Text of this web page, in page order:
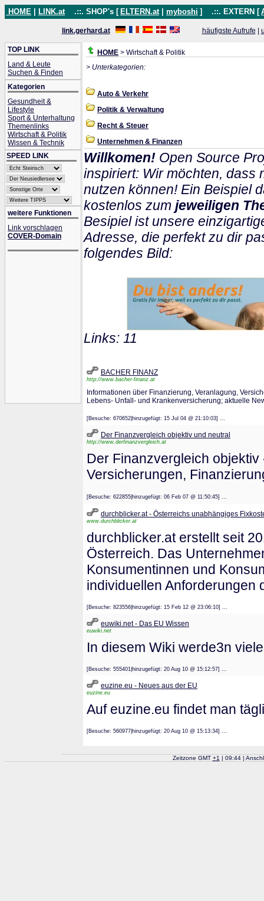
HOME LINK.at .::. SHOP's [ ELTERN.at myboshi ] .::. EXTERN [
link.gerhard.at häufigste Aufrufe
TOP LINK
Land & Leute
Suchen & Finden
Kategorien
Gesundheit &
Lifestyle
Sport & Unterhaltung
Themenlinks
Wirtschaft & Politik
Wissen & Technik
SPEED LINK
weitere Funktionen
Link vorschlagen
COVER-Domain
HOME > Wirtschaft & Politik
> Unterkategorien:
Auto & Verkehr
Politik & Verwaltung
Recht & Steuer
Unternehmen & Finanzen
Willkomen! Open Source
inspiriert: Wir möchten, dass
nutzen können! Ein Beispiel
kostenlos zum jeweiligen
Besipiel ist unsere
Adresse, die perfekt zu dir
folgendes Bild:
Links: 11
BACHER FINANZ
http://www.bacher-finanz.at
Informationen über Finanzierung, Veranlagung,
Lebens- Unfall- und Krankenversicherung; aktuelle
[Besuche: 670652|hinzugefügt: 15 Jul 04 @ 21:10:03] ...
Der Finanzvergleich objektiv und neutral
http://www.derfinanzvergleich.at
Der Finanzvergleich
Versicherungen,
[Besuche: 622855|hinzugefügt: 06 Feb 07 @ 11:50:45] ...
durchblicker.at - Österreichs unabhängiges
www.durchblicker.at
durchblicker.at erstellt seit
Österreich. Das
Konsumentinnen und
individuellen Anforderungen
[Besuche: 823556|hinzugefügt: 15 Feb 12 @ 23:06:10] ...
euwiki.net - Das EU Wissen
euwiki.net
In diesem Wiki werde3n
[Besuche: 555401|hinzugefügt: 20 Aug 10 @ 15:12:57] ...
euzine.eu - Neues aus der EU
euzine.eu
Auf euzine.eu findet man
[Besuche: 560977|hinzugefügt: 20 Aug 10 @ 15:13:34] ...
Zeitzone GMT +1 | 09:44 |